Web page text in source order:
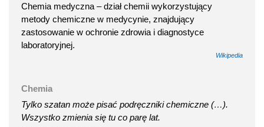
Chemia medyczna – dział chemii wykorzystujący
metody chemiczne w medycynie, znajdujący
zastosowanie w ochronie zdrowia i diagnostyce
laboratoryjnej.
Wikipedia
Chemia
Tylko szatan może pisać podręczniki chemiczne (…).
Wszystko zmienia się tu co parę lat.